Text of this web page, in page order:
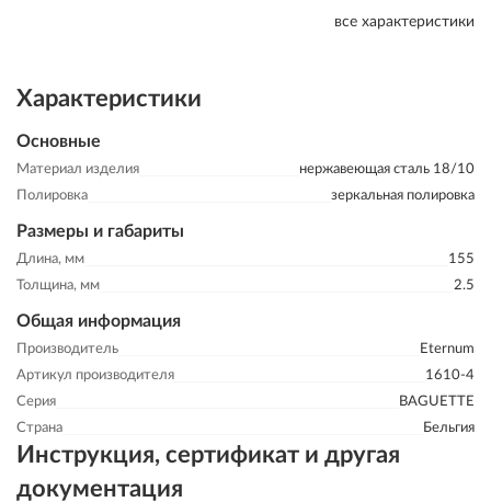
все характеристики
Характеристики
Основные
Материал изделия
нержавеющая сталь 18/10
Полировка
зеркальная полировка
Размеры и габариты
Длина, мм
155
Толщина, мм
2.5
Общая информация
Производитель
Eternum
Артикул производителя
1610-4
Серия
BAGUETTE
Страна
Бельгия
Инструкция, сертификат и другая
документация